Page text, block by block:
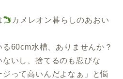
カメレオン暮らしのあおい
60cm水槽、ありませんか？
ないし、捨てるのも忍びな
って高いんだよなぁ」と悩